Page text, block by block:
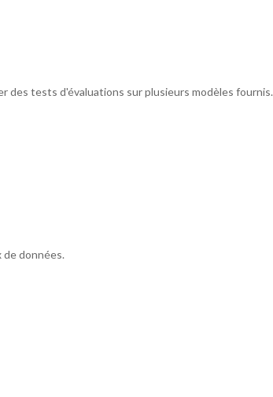
des tests d'évaluations sur plusieurs modèles fournis.
données.